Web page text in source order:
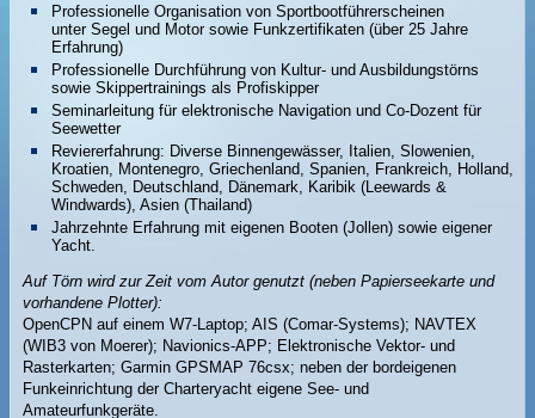
Professionelle Organisation von Sportbootführerscheinen
unter Segel und Motor sowie Funkzertifikaten (über 25 Jahre
Erfahrung)
Professionelle Durchführung von Kultur- und Ausbildungstörns
sowie Skippertrainings als Profiskipper
Seminarleitung für elektronische Navigation und Co-Dozent für
Seewetter
Reviererfahrung: Diverse Binnengewässer, Italien, Slowenien,
Kroatien, Montenegro, Griechenland, Spanien, Frankreich, Holland,
Schweden, Deutschland, Dänemark, Karibik (Leewards &
Windwards), Asien (Thailand)
Jahrzehnte Erfahrung mit eigenen Booten (Jollen) sowie eigener
Yacht.
Auf Törn wird zur Zeit vom Autor genutzt (neben Papierseekarte und
vorhandene Plotter):
OpenCPN auf einem W7-Laptop; AIS (Comar-Systems); NAVTEX
(WIB3 von Moerer); Navionics-APP; Elektronische Vektor- und
Rasterkarten; Garmin GPSMAP 76csx; neben der bordeigenen
Funkeinrichtung der Charteryacht eigene See- und
Amateurfunkgeräte.